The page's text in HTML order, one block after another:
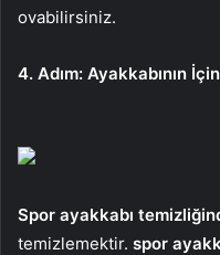
ovabilirsiniz.
4. Adım: Ayakkabının
Spor ayakkabı
temizlemektir. spor